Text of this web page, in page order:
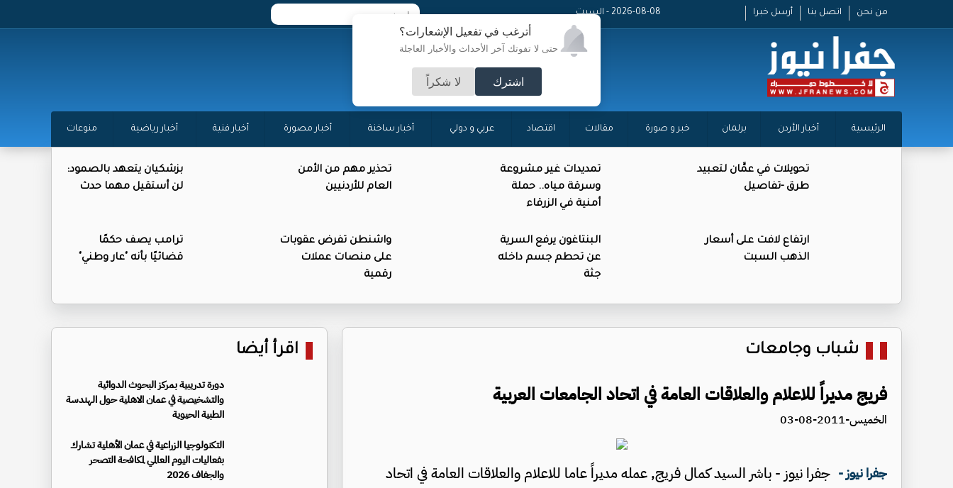
أترغب في تفعيل الإشعارات؟
حتى لا تفوتك آخر الأحداث والأخبار العاجلة
اشترك لا شكراً
من نحن اتصل بنا أرسل خبرا 2026-08-08 - السبت
الرئيسية أخبار الأردن برلمان خبر و صورة مقالات اقتصاد عربي و دولي أخبار ساخنة أخبار مصورة أخبار فنية أخبار رياضية منوعات
تحويلات في عمَّان لتعبيد
طرق -تفاصيل
تمديدات غير مشروعة
وسرقة مياه.. حملة
أمنية في الزرقاء
تحذير مهم من الأمن
العام للأردنيين
بزشكيان يتعهد بالصمود:
لن أستقيل مهما حدث
ارتفاع لافت على أسعار
الذهب السبت
البنتاغون يرفع السرية
عن تحطم جسم داخله
جثة
واشنطن تفرض عقوبات
على منصات عملات
رقمية
ترامب يصف حكمًا
قضائيًا بأنه "عار وطني"
شباب وجامعات
فريج مديراً للاعلام والعلاقات العامة في اتحاد الجامعات العربية‏
الخميس-2011-08-03
جفرا نيوز - جفرا نيوز - باشر السيد كمال فريج, عمله مديراً عاما للاعلام والعلاقات العامة في اتحاد
اقرأ أيضا
دورة تدريبية بمركز البحوث الدوائية
والتشخيصية في عمان الاهلية حول الهندسة
الطبية الحيوية
التكنولوجيا الزراعية في عمان الأهلية تشارك
بفعاليات اليوم العالمي لمكافحة التصحر
والجفاف 2026